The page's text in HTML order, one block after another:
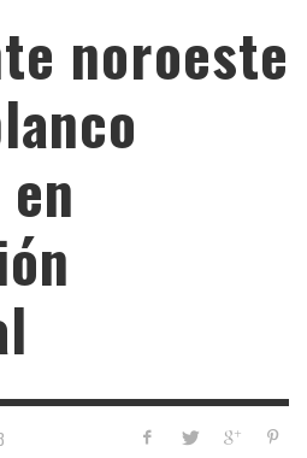
noroeste